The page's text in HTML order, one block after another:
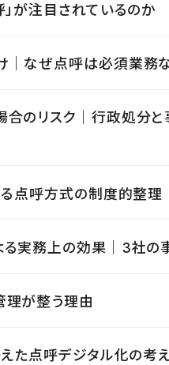
が注目されているのか
｜なぜ点呼は必須業務
合のリスク｜行政処分
点呼方式の制度的整理
る実務上の効果｜3社の
理が整う理由
た点呼デジタル化の考